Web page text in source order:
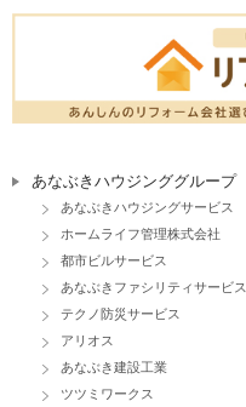
あなぶきハウジンググループ
あなぶきハウジングサービス
ホームライフ管理株式会社
都市ビルサービス
あなぶきファシリティサービス
テクノ防災サービス
アリオス
あなぶき建設工業
ツツミワークス